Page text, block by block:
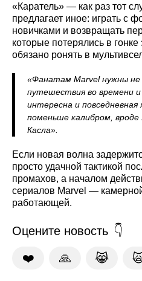
«Каратель» — как раз тот
предлагает иное: играть с
новичками и возвращать
которые потерялись в
обязано ронять в
«Фанатам Marvel нужны не
путешествия во времени
интересна и
поменьше калибром,
Касла».
Если новая волна
просто удачной тактикой
промахов, а началом
сериалов Marvel —
работающей.
Оцените новость
❤️ 🙏 😹